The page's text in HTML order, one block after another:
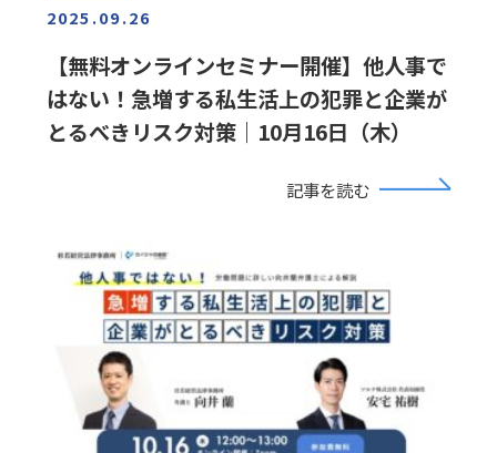
2025.09.26
【無料オンラインセミナー開催】他人事で
はない！急増する私生活上の犯罪と企業が
とるべきリスク対策｜10月16日（木）
記事を読む